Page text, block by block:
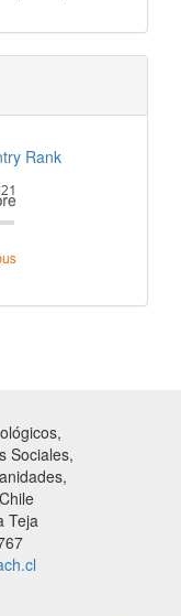
Sociales,
Teja